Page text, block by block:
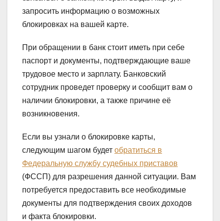
запросить информацию о возможных
блокировках на вашей карте.
При обращении в банк стоит иметь при себе
паспорт и документы, подтверждающие ваше
трудовое место и зарплату. Банковский
сотрудник проведет проверку и сообщит вам о
наличии блокировки, а также причине её
возникновения.
Если вы узнали о блокировке карты,
следующим шагом будет обратиться в
Федеральную службу судебных приставов
(ФССП) для разрешения данной ситуации. Вам
потребуется предоставить все необходимые
документы для подтверждения своих доходов
и факта блокировки.